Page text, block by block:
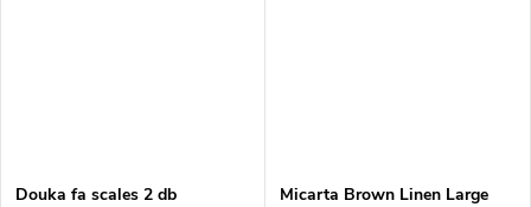
Douka fa scales 2 db Micarta Brown Linen Large